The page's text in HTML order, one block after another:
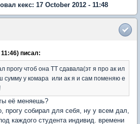
кекс: 17 October 2012 - 11:48
писал:
прогу чтоб она ТТ сдавала(эт я про ак ил
сумму у комара или ак я и сам поменяю е
её меняешь?
прогу собирал для себя, ну у всем дал,
каждого студента индивид. времени